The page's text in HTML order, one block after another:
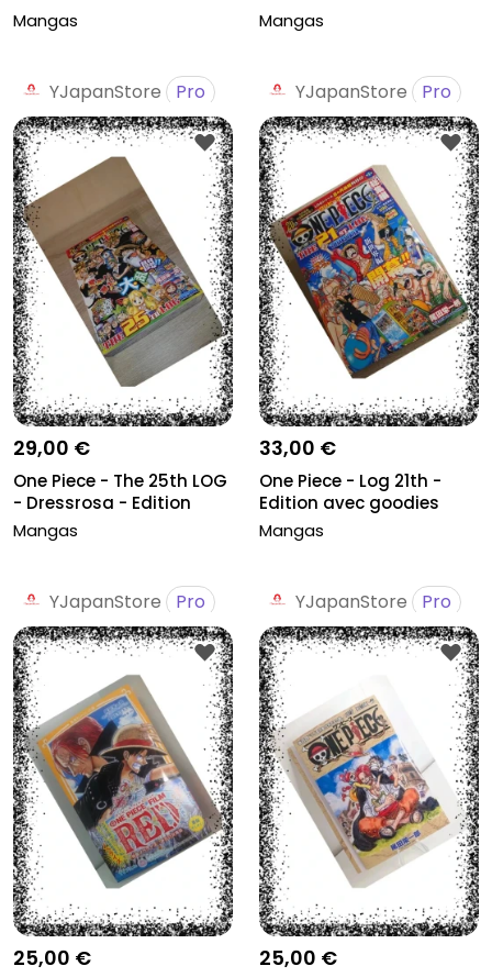
Mangas
Chopp...
Mangas
YJapanStore Pro
29,00 €
One Piece - The 25th LOG
- Dressrosa - Edition
ave...
Mangas
YJapanStore Pro
33,00 €
One Piece - Log 21th -
Edition avec goodies
Mangas
YJapanStore Pro
25,00 €
YJapanStore Pro
25,00 €